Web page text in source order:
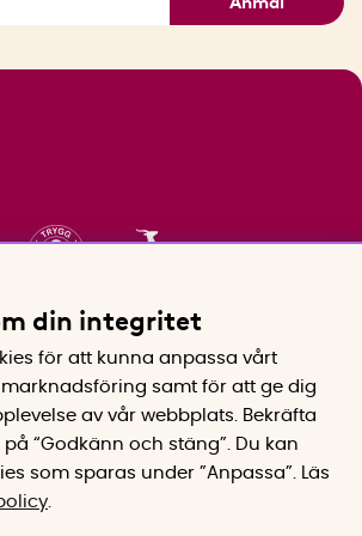
din integritet
för att kunna anpassa vårt
samt för att ge dig
av vår webbplats.
Bekräfta
“Godkänn och stäng”. Du kan
som sparas under ”Anpassa”.
Läs